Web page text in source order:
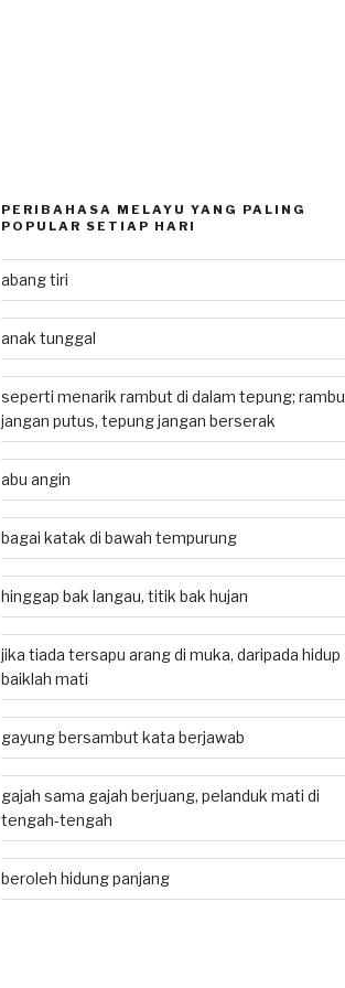
PERIBAHASA MELAYU YANG PALING
POPULAR SETIAP HARI
abang tiri
anak tunggal
seperti menarik rambut di dalam tepung;
jangan putus, tepung jangan berserak
abu angin
bagai katak di bawah tempurung
hinggap bak langau, titik bak hujan
jika tiada tersapu arang di muka, daripada hidup
baiklah mati
gayung bersambut kata berjawab
gajah sama gajah berjuang, pelanduk mati di
tengah-tengah
beroleh hidung panjang